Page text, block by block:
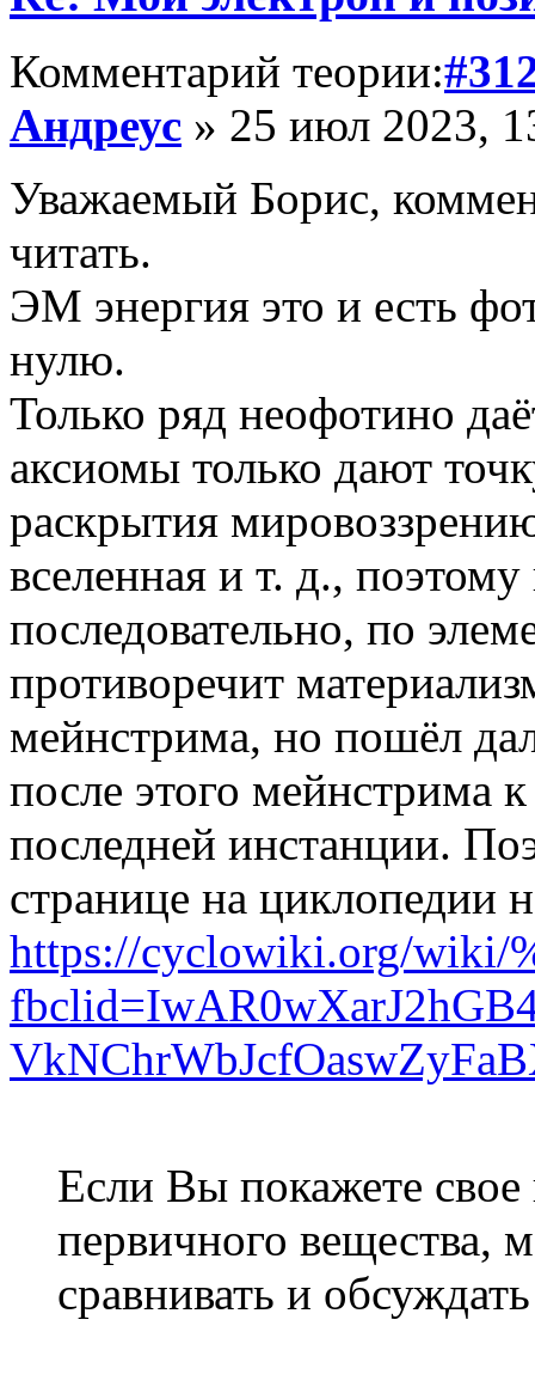
Комментарий теории:
Андреус » 25 июл 2023,
Уважаемый Борис,
читать.
ЭМ энергия это и есть
нулю.
Только ряд неофотино
аксиомы только дают
раскрытия
вселенная и т. д.,
последовательно, по
противоречит
мейнстрима, но пошёл
после этого мейнстрима
последней инстанции.
странице на циклопедии
https://cyclowiki.org/wiki/
Если Вы покажете свое
первичного вещества,
сравнивать и обсуждать